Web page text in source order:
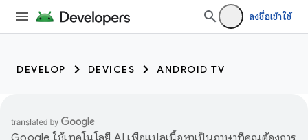
ลงชื่อเข้าใช้
DEVELOP DEVICES ANDROID TV